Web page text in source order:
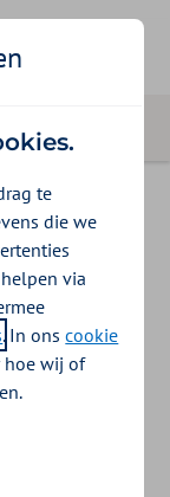
te
die we
via
. In onscookie
hoe wij of